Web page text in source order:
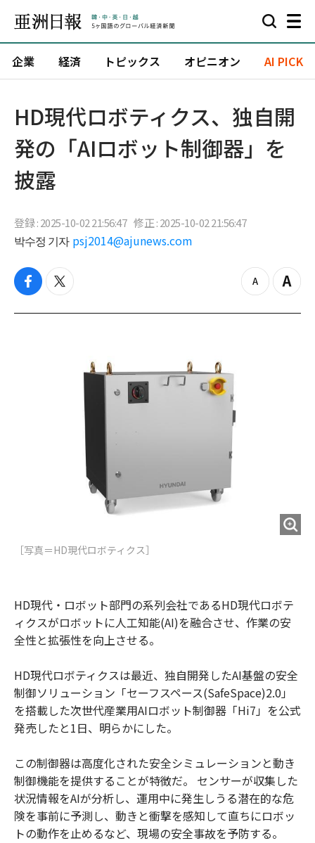
企業 経済 トピックス オピニオン AI PICK
HD現代ロボティクス、独自開
発の「AIロボット制御器」を
披露
登録 : 2025-10-02 21:56:47 修正 : 2025-10-02 21:56:47
박수정 기자 psj2014@ajunews.com
f
c
t
i
z
o
Z
o
［写真＝HD現代ロボティクス］
HD現代・ロボット部門の系列会社であるHD現代ロボテ
ィクスがロボットに人工知能(AI)を融合させ、作業の安
全性と拡張性を向上させる。
HD現代ロボティクスは最近、独自開発したAI基盤の安全
制御ソリューション「セーフスペース(SafeSpace)2.0」
を搭載した次世代産業用AIロボット制御器「Hi7」を公式
発売したと1日、明らかにした。
この制御器は高度化された安全シミュレーションと動き
制御機能を提供することが特徴だ。 センサーが収集した
状況情報をAIが分析し、運用中に発生しうる潜在的な危
険を事前に予測し、動きと衝撃を感知して直ちにロボッ
トの動作を止めるなど、現場の安全事故を予防する。